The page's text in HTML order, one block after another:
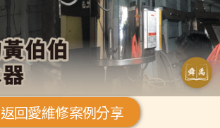
返回愛維修案例分享